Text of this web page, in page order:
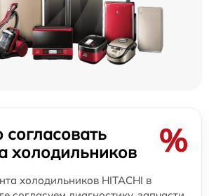
холодильников
%
холодильников HITACHI в